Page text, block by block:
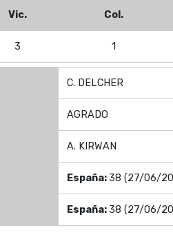
Vic. Col.
3 1
C. DELCHER
AGRADO
A. KIRWAN
España: 38 (27/06/
España: 38 (27/06/